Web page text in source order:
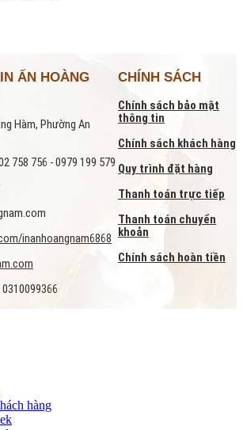
ẤN HOÀNG
Hàm, Phường An
758 756 - 0979 199 579
inanhoangnam6868
0310099366
CHÍNH SÁCH
Chính sách bảo mật
thông tin
Chính sách khách hàng
Quy trình đặt hàng
Thanh toán trực tiếp
Thanh toán chuyển
khoản
Chính sách hoàn tiền
hàng